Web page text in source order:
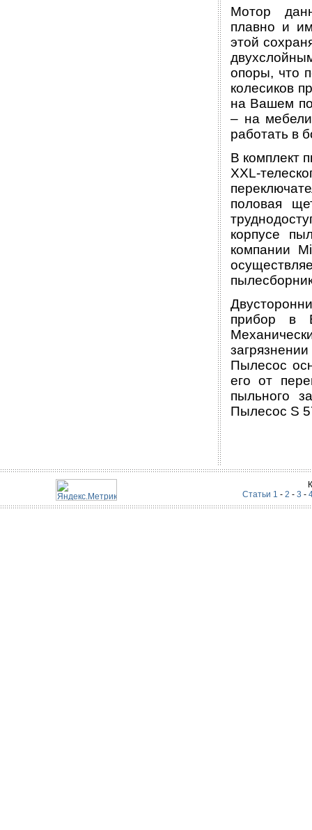
Мотор
плавно и
этой
опоры, что
колесиков
на Вашем
– на
работать в
В комплект
XXL-
половая
корпусе
компании
прибор в
Пылесос
его от
пыльного
Пылесос S
Статьи 1 - 2 - 3 -